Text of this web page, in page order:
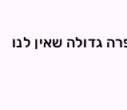
גדולה שאין לנו